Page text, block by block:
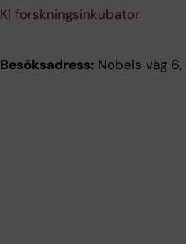
KI forskningsinkubator
Besöksadress:Nobels väg 6,